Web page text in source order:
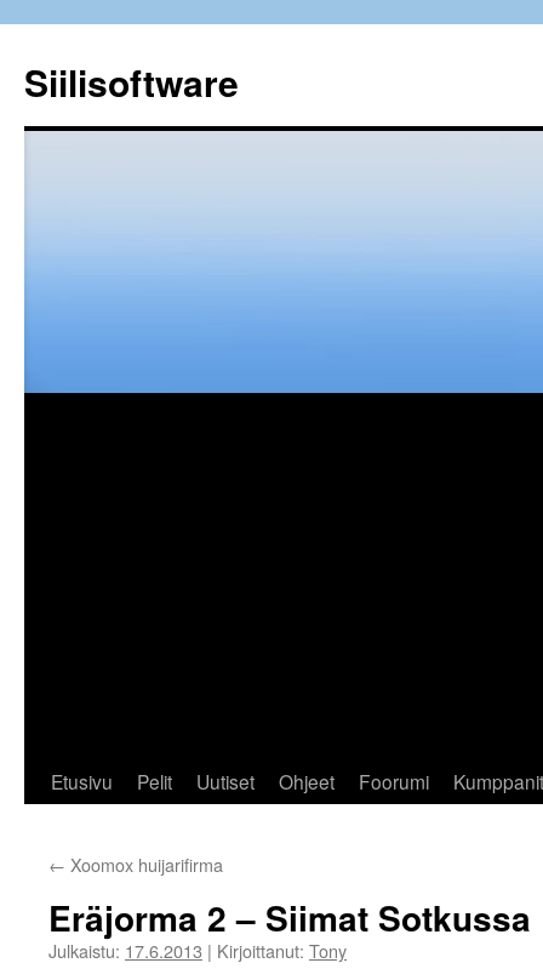
Siilisoftware
Etusivu Pelit Uutiset Ohjeet Foorumi Kumppanit
← Xoomox huijarifirma
Eräjorma 2 – Siimat Sotkussa
Julkaistu: 17.6.2013 | Kirjoittanut: Tony